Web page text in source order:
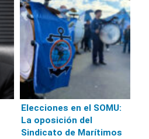
Elecciones en el SOMU:
La oposición del
Sindicato de Marítimos